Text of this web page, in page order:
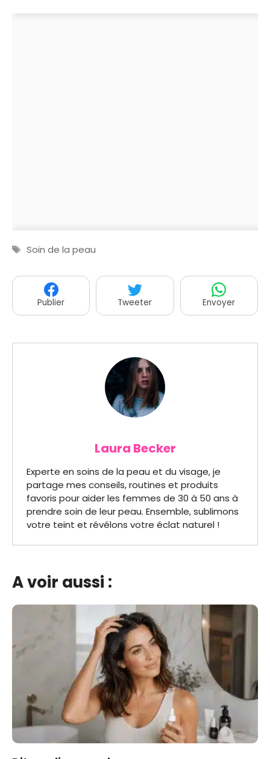
Étiquettes
Soin de la peau
Publier Tweeter Envoyer
Laura Becker
Experte en soins de la peau et du visage, je
partage mes conseils, routines et produits
favoris pour aider les femmes de 30 à 50 ans à
prendre soin de leur peau. Ensemble, sublimons
votre teint et révélons votre éclat naturel !
A voir aussi :